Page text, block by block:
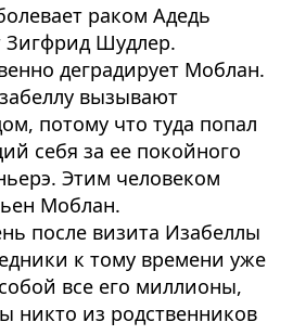
раком Адедь
Шудлер.
деградирует Моблан.
вызывают
потому что туда попал
себя за ее покойного
Этим человеком
Моблан.
после визита Изабеллы
к тому времени уже
все его миллионы,
никто из родственников